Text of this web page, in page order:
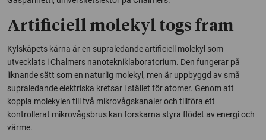
Artificiell molekyl togs fram
Kylskåpets kärna är en supraledande artificiell molekyl som
utvecklats i Chalmers nanotekniklaboratorium. Den fungerar på
liknande sätt som en naturlig molekyl, men är uppbyggd av små
supraledande elektriska kretsar i stället för atomer. Genom att
koppla molekylen till två mikrovågskanaler och tillföra ett
kontrollerat mikrovågsbrus kan forskarna styra flödet av energi och
värme.